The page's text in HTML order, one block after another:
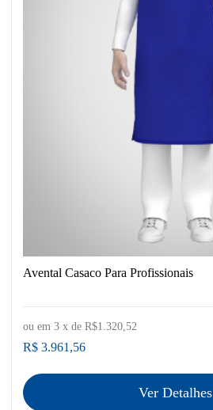
Avental Casaco Para Profissionais
R$ 3.961,56
ou em 3 x de R$1.320,52
Ver Detalhes